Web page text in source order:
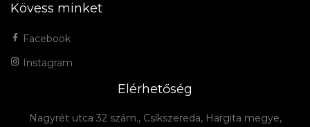
Kövess minket
Facebook
Instagram
Elérhetőség
Nagyrét utca 32 szám., Csíkszereda, Hargita megye,